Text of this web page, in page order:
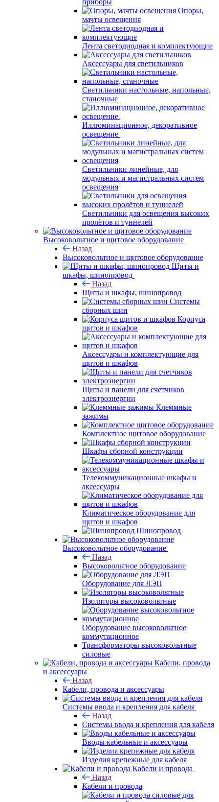
приборы
Опоры,
мачты освещения
Лента светодиодная и комплектующие
Аксессуары для светильников
Светильники настольные, напольные,
станочные
Иллюминационное, декоративное
освещение
Светильники линейные, для
модульных и магистральных систем
освещения
Светильники для освещения высоких
пролётов и туннелей
Высоковольтное и щитовое оборудование
Назад
Высоковольтное и щитовое оборудование
Щиты и
шкафы, шинопровод
Назад
Щиты и шкафы, шинопровод
Системы
сборных шин
Корпуса
щитов и шкафов
Аксессуары и комплектующие для
щитов и шкафов
Щиты и панели для счетчиков
электроэнергии
Клеммные
зажимы
Комплектное щитовое оборудование
Шкафы сборной конструкции
Телекоммуникационные шкафы и
аксессуары
Климатическое оборудование для
щитов и шкафов
Шинопровод
Высоковольтное оборудование
Назад
Высоковольтное оборудование
Оборудование для ЛЭП
Изоляторы высоковольтные
Оборудование высоковольтное
коммутационное
Трансформаторы высоковольтные
силовые
Кабели, провода
и аксессуары
Назад
Кабели, провода и аксессуары
Системы ввода и крепления для кабеля
Назад
Системы ввода и крепления для кабеля
Вводы кабельные и аксессуары
Изделия крепежные для кабеля
Кабели и провода
Назад
Кабели и провода